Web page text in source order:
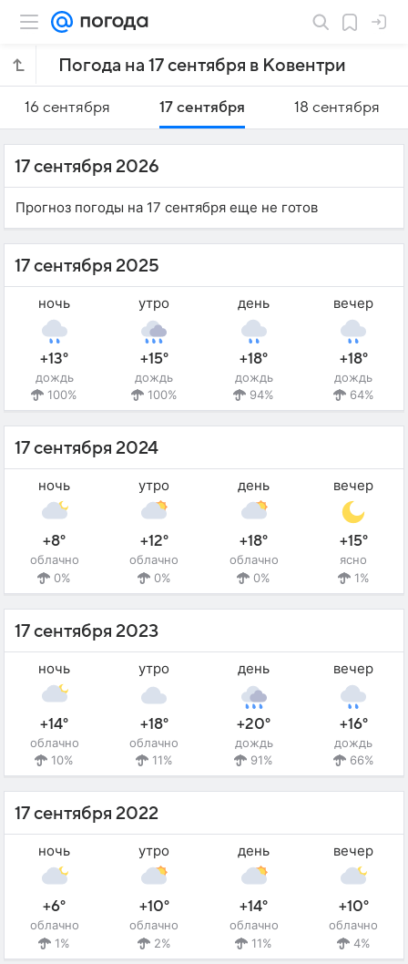
Погода на 17 сентября в Ковентри
16 сентября 17 сентября 18 сентября
17 сентября 2026
Прогноз погоды на 17 сентября еще не готов
17 сентября 2025
ночь
+13°
дождь
100%
утро
+15°
дождь
100%
день
+18°
дождь
94%
вечер
+18°
дождь
64%
17 сентября 2024
ночь
+8°
облачно
0%
утро
+12°
облачно
0%
день
+18°
облачно
0%
вечер
+15°
ясно
1%
17 сентября 2023
ночь
+14°
облачно
10%
утро
+18°
облачно
11%
день
+20°
дождь
91%
вечер
+16°
дождь
66%
17 сентября 2022
ночь
+6°
облачно
1%
утро
+10°
облачно
2%
день
+14°
облачно
11%
вечер
+10°
облачно
4%